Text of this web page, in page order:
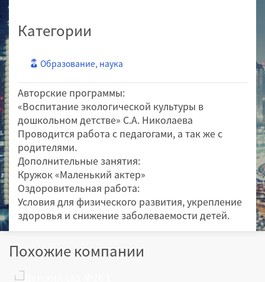
Категории
Образование, наука
Авторские программы:
«Воспитание экологической культуры в
дошкольном детстве» С.А. Николаева
Проводится работа с педагогами, а так же с
родителями.
Дополнительные занятия:
Кружок «Маленький актер»
Оздоровительная работа:
Условия для физического развития, укрепление
здоровья и снижение заболеваемости детей.
Похожие компании